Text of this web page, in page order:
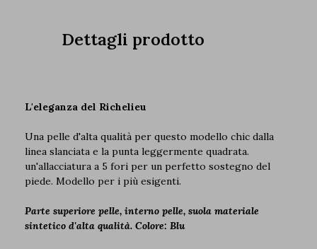
Dettagli prodotto
L'eleganza del Richelieu
Una pelle d'alta qualità per questo modello chic dalla
linea slanciata e la punta leggermente quadrata.
un'allacciatura a 5 fori per un perfetto sostegno del
piede. Modello per i più esigenti.
Parte superiore pelle, interno pelle, suola materiale
sintetico d'alta qualità. Colore: Blu